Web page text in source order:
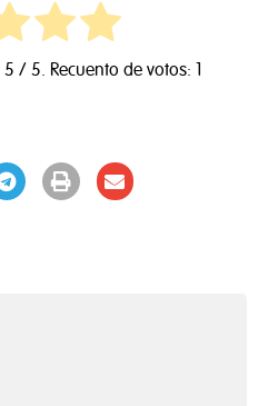
5 / 5. Recuento de votos: 1